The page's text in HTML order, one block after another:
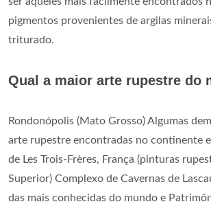
pigmentos provenientes de argilas
triturado.
Qual a maior arte rupestre do
Rondonópolis (Mato Grosso) Algumas
arte rupestre encontradas no continente
de Les Trois-Frères, França (pinturas
Superior) Complexo de Cavernas de
das mais conhecidas do mundo e